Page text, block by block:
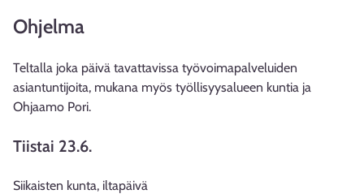
Ohjelma
Teltalla joka päivä tavattavissa työvoimapalveluiden
asiantuntijoita, mukana myös työllisyysalueen kuntia ja
Ohjaamo Pori.
Tiistai 23.6.
Siikaisten kunta, iltapäivä